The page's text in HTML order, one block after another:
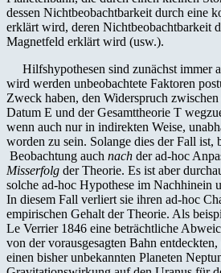
dessen Nichtbeobachtbarkeit durch eine
erklärt wird, deren Nichtbeobachtbarkeit
Magnetfeld erklärt wird (usw.).
Hilfshypothesen sind zunächst immer
wird werden unbeobachtete Faktoren
Zweck haben, den Widerspruch
Datum E und der Gesamttheorie T
wenn auch nur in indirekten Weise,
worden zu sein. Solange dies der Fall ist,
Beobachtung auch nach der ad-hoc
Misserfolg der Theorie. Es ist aber
solche ad-hoc Hypothese im Nachhinein
In diesem Fall verliert sie ihren ad-hoc
empirischen Gehalt der Theorie. Als
Le Verrier 1846 eine beträchtliche
von der vorausgesagten Bahn
einen bisher unbekannten Planeten